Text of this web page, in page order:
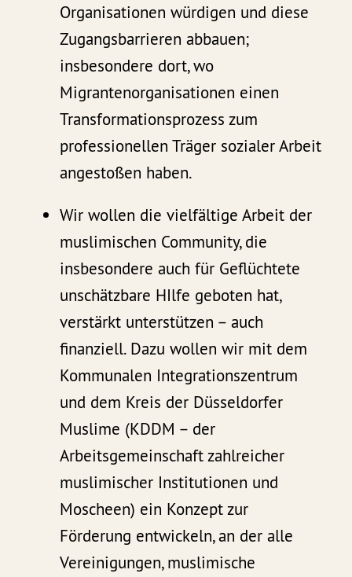
Organisationen würdigen und diese
Zugangsbarrieren abbauen;
insbesondere dort, wo
Migrantenorganisationen einen
Transformationsprozess zum
professionellen Träger sozialer Arbeit
angestoßen haben.
Wir wollen die vielfältige Arbeit der
muslimischen Community, die
insbesondere auch für Geflüchtete
unschätzbare HIlfe geboten hat,
verstärkt unterstützen – auch
finanziell. Dazu wollen wir mit dem
Kommunalen Integrationszentrum
und dem Kreis der Düsseldorfer
Muslime (KDDM – der
Arbeitsgemeinschaft zahlreicher
muslimischer Institutionen und
Moscheen) ein Konzept zur
Förderung entwickeln, an der alle
Vereinigungen, muslimische